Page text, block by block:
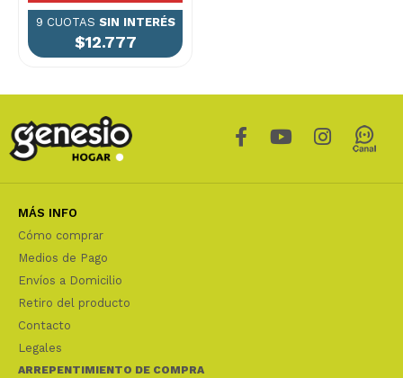
9 CUOTAS SIN INTERÉS
$12.777
MÁS INFO
Cómo comprar
Medios de Pago
Envíos a Domicilio
Retiro del producto
Contacto
Legales
ARREPENTIMIENTO DE COMPRA